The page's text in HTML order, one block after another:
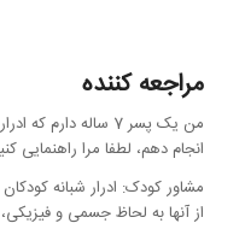
مراجعه کننده
من یک پسر 7 ساله
انجام دهم، لطفا مرا راهنمایی
مشاور کودک: ادرار شبانه
از آنها به لحاظ جسمی و